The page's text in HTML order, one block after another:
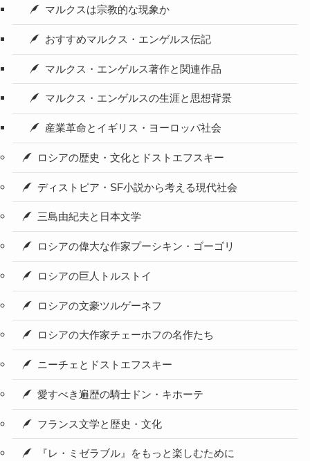
マルクスは宗教的な現象か
おすすめマルクス・エンゲルス伝記
マルクス・エンゲルス著作と関連作品
マルクス・エンゲルスの生涯と思想背景
産業革命とイギリス・ヨーロッパ社会
ロシアの歴史・文化とドストエフスキー
ディストピア・SF小説から考える現代社会
三島由紀夫と日本文学
ロシアの偉大な作家プーシキン・ゴーゴリ
ロシアの巨人トルストイ
ロシアの文豪ツルゲーネフ
ロシアの大作家チェーホフの名作たち
ニーチェとドストエフスキー
愛すべき遍歴の騎士ドン・キホーテ
フランス文学と歴史・文化
『レ・ミゼラブル』をもっと楽しむために